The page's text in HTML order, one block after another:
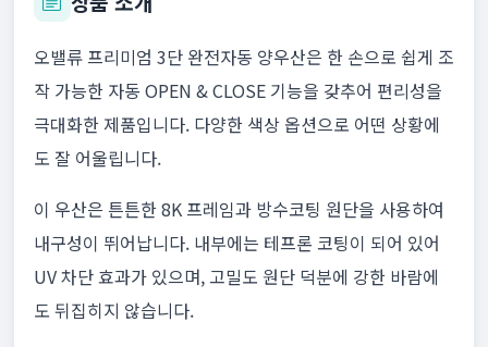
오밸류 프리미엄 3단 완전자동 양우산은 한 손으로 쉽게 조
작 가능한 자동 OPEN & CLOSE 기능을 갖추어 편리성을
극대화한 제품입니다. 다양한 색상 옵션으로 어떤 상황에
도 잘 어울립니다.
이 우산은 튼튼한 8K 프레임과 방수코팅 원단을 사용하여
내구성이 뛰어납니다. 내부에는 테프론 코팅이 되어 있어
UV 차단 효과가 있으며, 고밀도 원단 덕분에 강한 바람에
도 뒤집히지 않습니다.